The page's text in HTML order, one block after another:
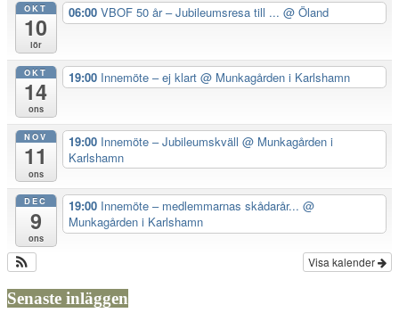
OKT
10
lör
06:00 VBOF 50 år – Jubileumsresa till ... @ Öland
OKT
14
ons
19:00 Innemöte – ej klart @ Munkagården i Karlshamn
NOV
11
ons
19:00 Innemöte – Jubileumskväll @ Munkagården i
Karlshamn
DEC
9
ons
19:00 Innemöte – medlemmarnas skådarår... @
Munkagården i Karlshamn
Visa kalender
Senaste inläggen